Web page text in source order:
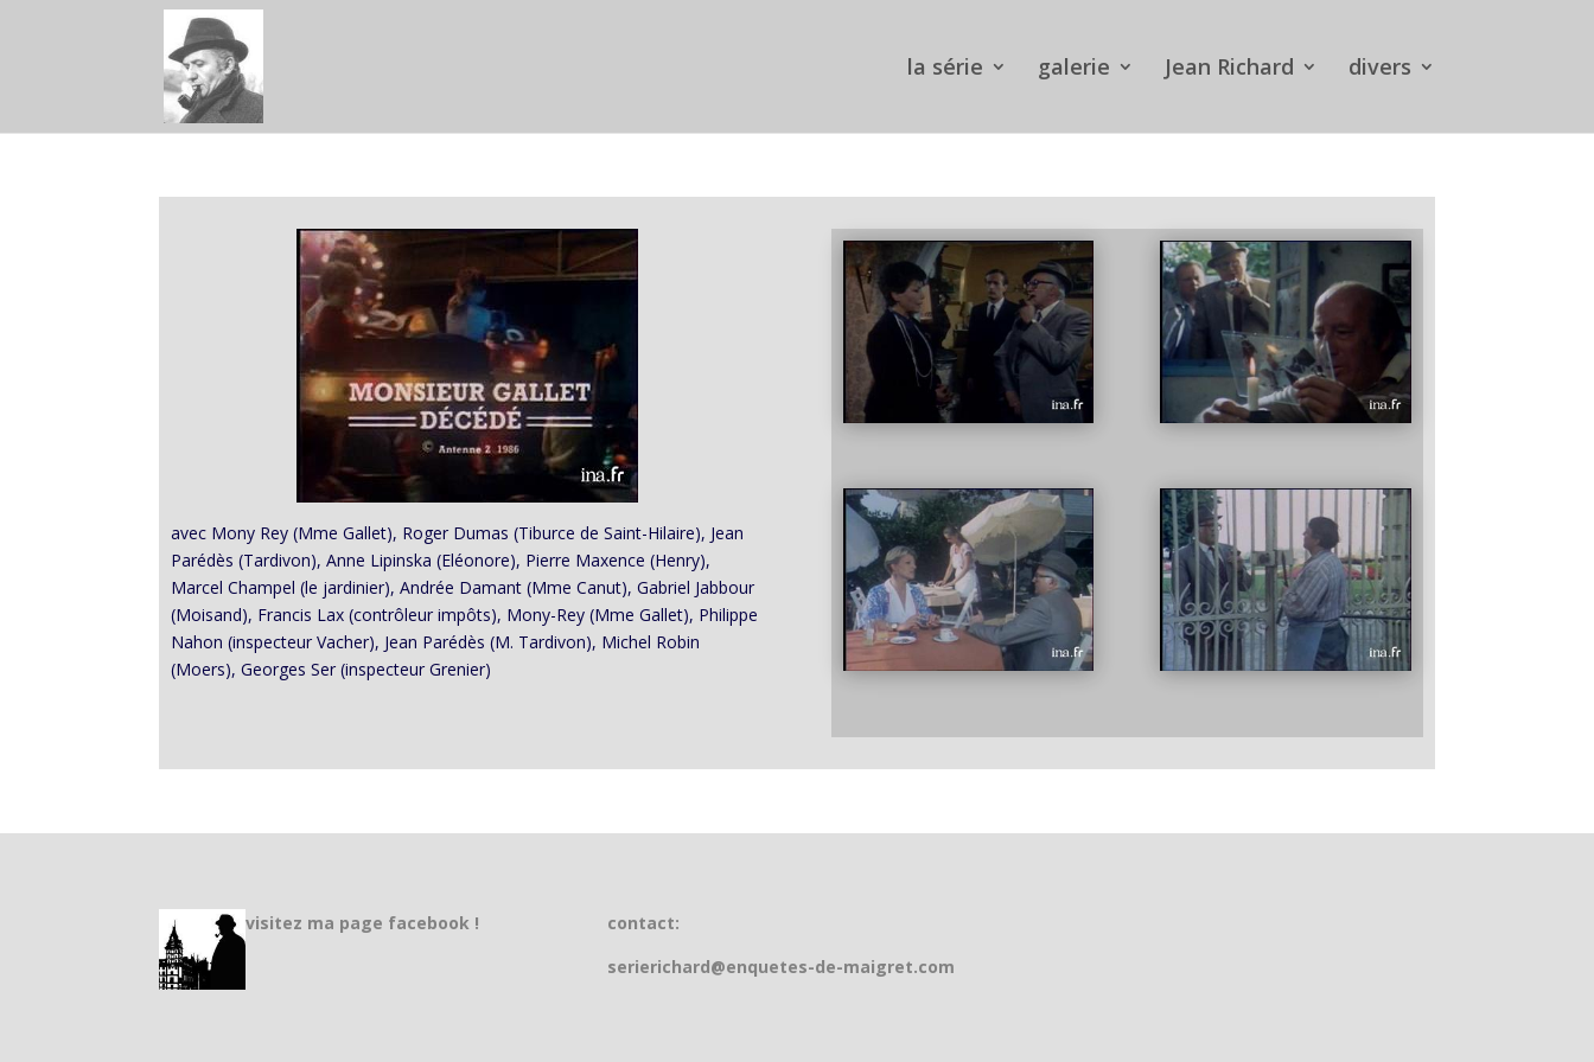
la série galerie Jean Richard divers
avec Mony Rey (Mme Gallet), Roger Dumas (Tiburce de Saint-Hilaire), Jean
Parédès (Tardivon), Anne Lipinska (Eléonore), Pierre Maxence (Henry),
Marcel Champel (le jardinier), Andrée Damant (Mme Canut), Gabriel Jabbour
(Moisand), Francis Lax (contrôleur impôts), Mony-Rey (Mme Gallet), Philippe
Nahon (inspecteur Vacher), Jean Parédès (M. Tardivon), Michel Robin
(Moers), Georges Ser (inspecteur Grenier)
visitez ma page facebook !
contact:
serierichard@enquetes-de-maigret.com